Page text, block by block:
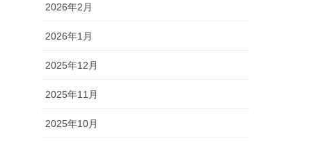
2026年2月
2026年1月
2025年12月
2025年11月
2025年10月